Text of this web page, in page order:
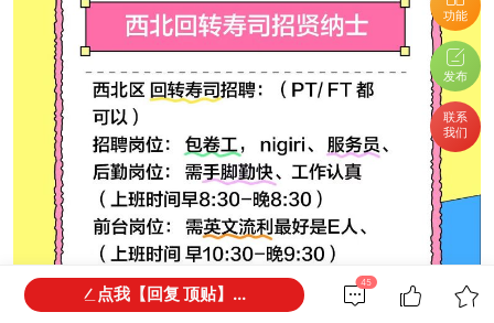
功能
发布
联系
我们
45
点我【回复 顶贴】...